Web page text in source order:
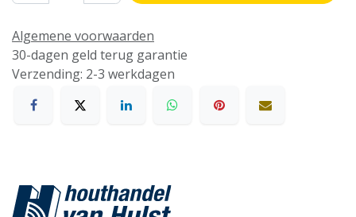
Algemene voorwaarden
30-dagen geld terug garantie
Verzending: 2-3 werkdagen